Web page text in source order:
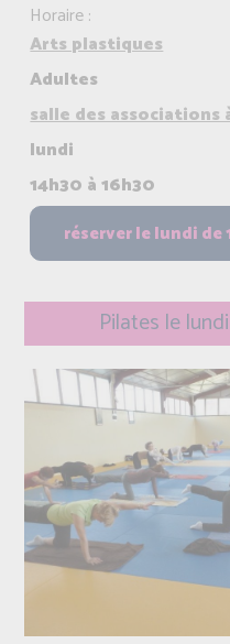
Horaire :
Arts plastiques
Adultes
salle des associations
lundi
14h30 à 16h30
Pilates le